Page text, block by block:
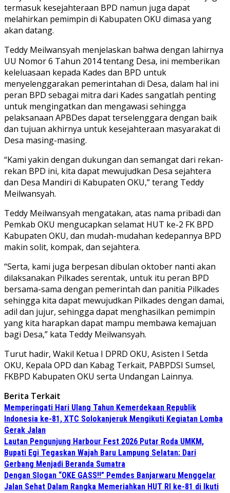
termasuk kesejahteraan BPD namun juga dapat
melahirkan pemimpin di Kabupaten OKU dimasa yang
akan datang.
Teddy Meilwansyah menjelaskan bahwa dengan lahirnya
UU Nomor 6 Tahun 2014 tentang Desa, ini memberikan
keleluasaan kepada Kades dan BPD untuk
menyelenggarakan pemerintahan di Desa, dalam hal ini
peran BPD sebagai mitra dari Kades sangatlah penting
untuk mengingatkan dan mengawasi sehingga
pelaksanaan APBDes dapat terselenggara dengan baik
dan tujuan akhirnya untuk kesejahteraan masyarakat di
Desa masing-masing.
“Kami yakin dengan dukungan dan semangat dari rekan-
rekan BPD ini, kita dapat mewujudkan Desa sejahtera
dan Desa Mandiri di Kabupaten OKU,” terang Teddy
Meilwansyah.
Teddy Meilwansyah mengatakan, atas nama pribadi dan
Pemkab OKU mengucapkan selamat HUT ke-2 FK BPD
Kabupaten OKU, dan mudah-mudahan kedepannya BPD
makin solit, kompak, dan sejahtera.
“Serta, kami juga berpesan dibulan oktober nanti akan
dilaksanakan Pilkades serentak, untuk itu peran BPD
bersama-sama dengan pemerintah dan panitia Pilkades
sehingga kita dapat mewujudkan Pilkades dengan damai,
adil dan jujur, sehingga dapat menghasilkan pemimpin
yang kita harapkan dapat mampu membawa kemajuan
bagi Desa,” kata Teddy Meilwansyah.
Turut hadir, Wakil Ketua I DPRD OKU, Asisten I Setda
OKU, Kepala OPD dan Kabag Terkait, PABPDSI Sumsel,
FKBPD Kabupaten OKU serta Undangan Lainnya.
Berita Terkait
Memperingati Hari Ulang Tahun Kemerdekaan Republik
Indonesia ke-81, XTC Solokanjeruk Mengikuti Kegiatan Lomba
Gerak Jalan
Lautan Pengunjung Harbour Fest 2026 Putar Roda UMKM,
Bupati Egi Tegaskan Wajah Baru Lampung Selatan: Dari
Gerbang Menjadi Beranda Sumatra
Dengan Slogan “OKE GASS!!” Pemdes Banjarwaru Menggelar
Jalan Sehat Dalam Rangka Memeriahkan HUT RI ke-81 di Ikuti